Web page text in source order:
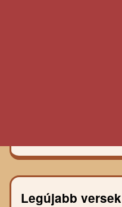
Legújabb versek